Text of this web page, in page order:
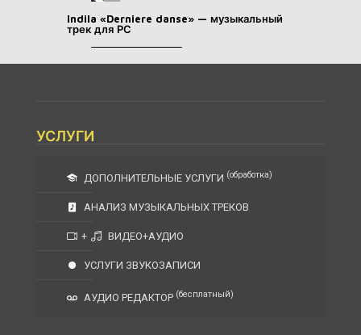
Indila «Derniere danse» — музыкальный
трек для РС
УСЛУГИ
ДОПОЛНИТЕЛЬНЫЕ УСЛУГИ (обработка)
АНАЛИЗ МУЗЫКАЛЬНЫХ ТРЕКОВ
+ ВИДЕО+АУДИО
УСЛУГИ ЗВУКОЗАПИСИ
АУДИО РЕДАКТОР (бесплатный)